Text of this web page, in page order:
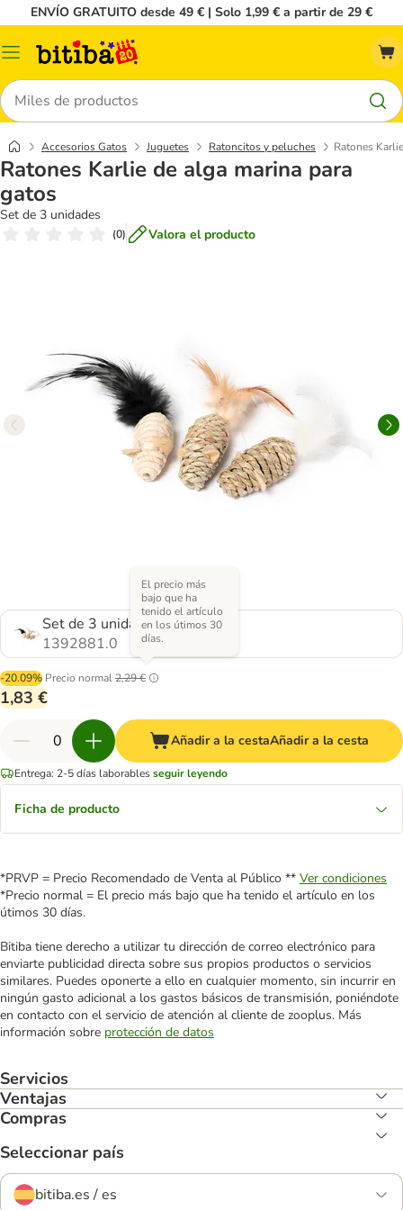
ENVÍO GRATUITO desde 49 € | Solo 1,99 € a partir de 29 €
Menú
Buscar
Accesorios Gatos Juguetes Ratoncitos y peluches Ratones
Ratones Karlie de alga marina para
gatos
Set de 3 unidades
(0) Valora el producto
Set de 3 unidades
1392881.0
-20.09% Precio normal2,29 €
El precio más
bajo que ha
tenido el artículo
en los útimos 30
días.
1,83 €
Añadir a la cestaAñadir a la cesta
Entrega: 2-5 días laborablesseguir leyendo
Ficha de producto
*PRVP = Precio Recomendado de Venta al Público ** Ver condiciones
*Precio normal = El precio más bajo que ha tenido el artículo en los
útimos 30 días.
Bitiba tiene derecho a utilizar tu dirección de correo electrónico para
enviarte publicidad directa sobre sus propios productos o servicios
similares. Puedes oponerte a ello en cualquier momento, sin incurrir en
ningún gasto adicional a los gastos básicos de transmisión, poniéndote
en contacto con el servicio de atención al cliente de zooplus. Más
información sobre protección de datos
Servicios
Ventajas
Compras
Seleccionar país
bitiba.es / es